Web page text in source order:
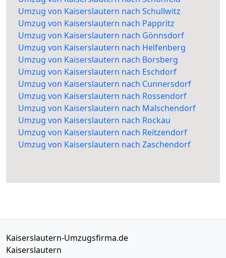
Umzug von Kaiserslautern nach Schullwitz
Umzug von Kaiserslautern nach Pappritz
Umzug von Kaiserslautern nach Gönnsdorf
Umzug von Kaiserslautern nach Helfenberg
Umzug von Kaiserslautern nach Borsberg
Umzug von Kaiserslautern nach Eschdorf
Umzug von Kaiserslautern nach Cunnersdorf
Umzug von Kaiserslautern nach Rossendorf
Umzug von Kaiserslautern nach Malschendorf
Umzug von Kaiserslautern nach Rockau
Umzug von Kaiserslautern nach Reitzendorf
Umzug von Kaiserslautern nach Zaschendorf
Kaiserslautern-Umzugsfirma.de
Kaiserslautern